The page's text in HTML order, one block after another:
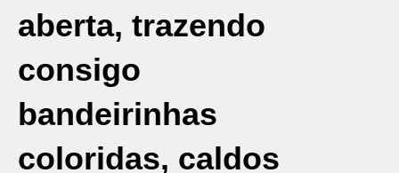
aberta, trazendo
consigo
bandeirinhas
coloridas, caldos